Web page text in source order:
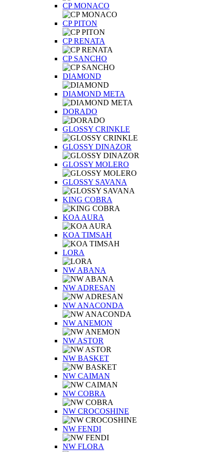
CP MONACO
CP PITON
CP RENATA
CP SANCHO
DIAMOND
DIAMOND META
DORADO
GLOSSY CRINKLE
GLOSSY DINAZOR
GLOSSY MOLERO
GLOSSY SAVANA
KING COBRA
KOA AURA
KOA TIMSAH
LORA
NW ABANA
NW ADRESAN
NW ANACONDA
NW ANEMON
NW ASTOR
NW BASKET
NW CAIMAN
NW COBRA
NW CROCOSHINE
NW FENDI
NW FLORA